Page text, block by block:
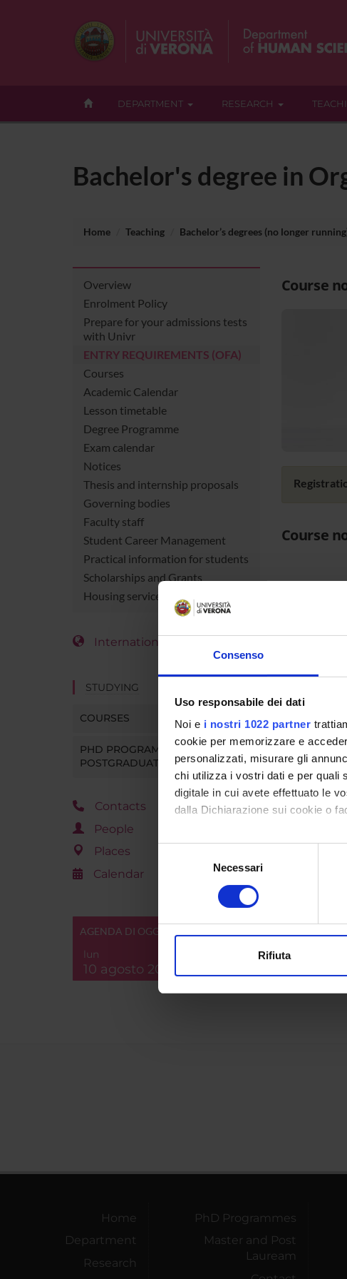
Consenso
Uso responsabile dei dati
Noi e i nostri 1022 partner
cookie per memorizzare e
personalizzati, misurare gli
chi utilizza i vostri dati e per quali
digitale in cui avete effettuato le
dalla Dichiarazione sui cookie o
Con il tuo consenso, vorremmo
raccogliere informazioni
digitali).
modificare o ritirare il tuo
Necessari
Rifiuta
DEPARTMENT RESEARCH
Bachelor's degree in
Home Teaching Bachelor’s degrees (no longer
Overview
Enrolment Policy
Prepare for your admissions tests
with Univr
ENTRY REQUIREMENTS (OFA)
Courses
Academic Calendar
Lesson timetable
Degree Programme
Exam calendar
Notices
Thesis and internship proposals
Governing bodies
Faculty staff
Student Career Management
Practical information for students
Scholarships and Grants
Housing service
International Students
STUDYING
COURSES
PHD PROGRAMMES AND
POSTGRADUATE TRAINING
Contacts
People
Places
Calendar
AGENDA DI OGGI
lun
10 agosto 2026
Course
Course
Home
Department
Research
PhD Programmes
Master and Post
Lauream